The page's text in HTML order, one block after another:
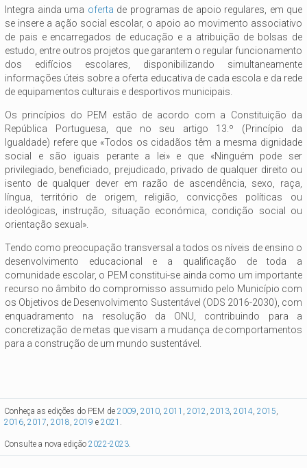
Integra ainda uma oferta de programas de apoio regulares, em que
se insere a ação social escolar, o apoio ao movimento associativo
de pais e encarregados de educação e a atribuição de bolsas de
estudo, entre outros projetos que garantem o regular funcionamento
dos edifícios escolares, disponibilizando simultaneamente
informações úteis sobre a oferta educativa de cada escola e da rede
de equipamentos culturais e desportivos municipais.
Os princípios do PEM estão de acordo com a Constituição da
República Portuguesa, que no seu artigo 13.º (Princípio da
Igualdade) refere que «Todos os cidadãos têm a mesma dignidade
social e são iguais perante a lei» e que «Ninguém pode ser
privilegiado, beneficiado, prejudicado, privado de qualquer direito ou
isento de qualquer dever em razão de ascendência, sexo, raça,
língua, território de origem, religião, convicções políticas ou
ideológicas, instrução, situação económica, condição social ou
orientação sexual».
Tendo como preocupação transversal a todos os níveis de ensino o
desenvolvimento educacional e a qualificação de toda a
comunidade escolar, o PEM constitui-se ainda como um importante
recurso no âmbito do compromisso assumido pelo Município com
os Objetivos de Desenvolvimento Sustentável (ODS 2016-2030), com
enquadramento na resolução da ONU, contribuindo para a
concretização de metas que visam a mudança de comportamentos
para a construção de um mundo sustentável.
Conheça as edições do PEM de 2009, 2010, 2011 , 2012, 2013, 2014, 2015,
2016, 2017, 2018, 2019 e 2021 .
Consulte a nova edição 2022-2023.